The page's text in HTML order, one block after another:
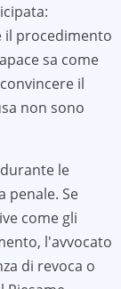
il procedimento
sa come
il
non sono
le
penale. Se
come gli
l'avvocato
di revoca o